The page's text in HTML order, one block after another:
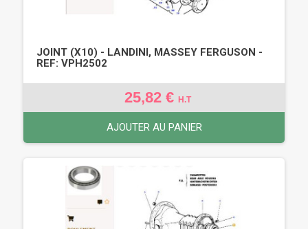
JOINT (X10) - LANDINI, MASSEY FERGUSON -
REF: VPH2502
25,82 € H.T
AJOUTER AU PANIER